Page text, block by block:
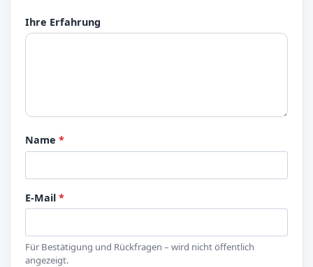
Ihre Erfahrung
Name*
E-Mail*
Für Bestätigung und Rückfragen – wird nicht öffentlich
angezeigt.